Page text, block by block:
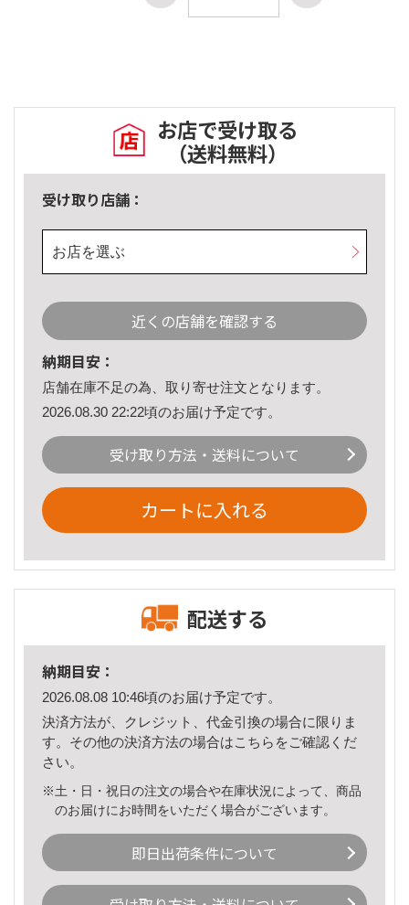
お店で受け取る
（送料無料）
受け取り店舗：
お店を選ぶ
近くの店舗を確認する
納期目安：
店舗在庫不足の為、取り寄せ注文となります。
2026.08.30 22:22頃のお届け予定です。
受け取り方法・送料について
カートに入れる
配送する
納期目安：
2026.08.08 10:46頃のお届け予定です。
決済方法が、クレジット、代金引換の場合に限りま
す。その他の決済方法の場合はこちら をご確認くだ
さい。
※土・日・祝日の注文の場合や在庫状況によって、商品
のお届けにお時間をいただく場合がございます。
即日出荷条件について